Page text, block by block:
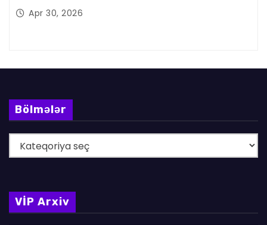
Apr 30, 2026
Bölmələr
ö
m
VİP Arxiv